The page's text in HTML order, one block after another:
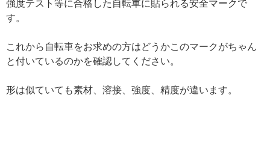
強度テスト等に合格した自転車に貼られる安全マークで
す。
これから自転車をお求めの方はどうかこのマークがちゃん
と付いているのかを確認してください。
形は似ていても素材、溶接、強度、精度が違います。